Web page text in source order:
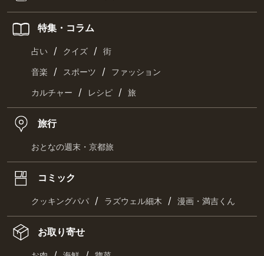
特集・コラム
占い / クイズ / 街
音楽 / スポーツ / ファッション
カルチャー / レシピ / 旅
旅行
おとなの週末・京都旅
コミック
クッキングパパ / ラズウェル細木 / 漫画・満吉くん
お取り寄せ